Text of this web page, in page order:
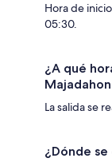
Hora de
05:30.
¿A qué
La salida se
¿Dónde